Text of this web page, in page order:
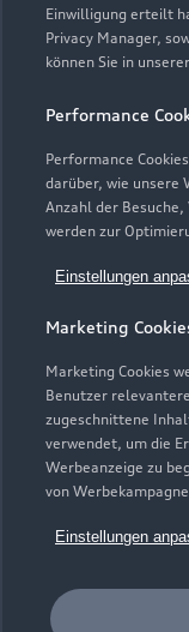
Einwilligung erteilt
Privacy Manager,
können Sie in unserer
Performance
Performance
darüber, wie unsere
Anzahl der
werden zur
Einstellungen
Marketing
Marketing Cookies
Benutzer
zugeschnittene
verwendet, um die
Werbeanzeige zu
von
Einstellungen
An Sonn- und
Zur Reparatur